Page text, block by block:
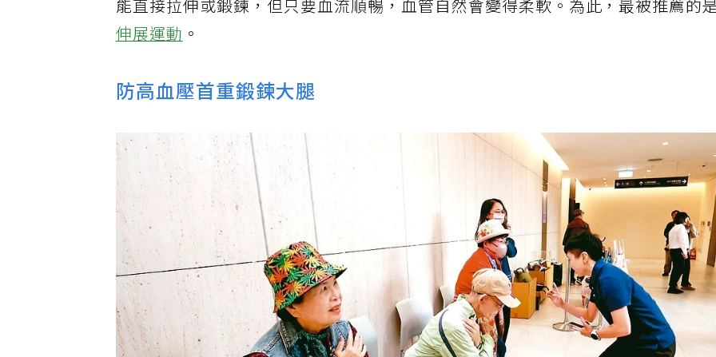
能直接拉伸或鍛鍊，但只要血流順暢，血管自然會變得柔軟。為此，最被推薦的
伸展運動 。
防高血壓首重鍛鍊大腿